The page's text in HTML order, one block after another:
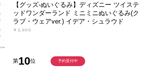
【グッズ-ぬいぐるみ】ディズニー ツイステ
ッドワンダーランド ミニミニぬいぐるみ(ク
ラブ・ウェアver.) イデア・シュラウド
￥2,500
第10位 予約受付中